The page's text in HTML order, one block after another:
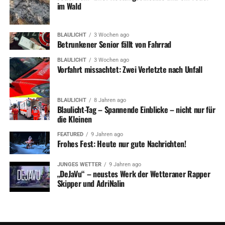
Ein großer Dank geht an die Nachbarschaft. Diese stellten
teilweise ihre Toiletten zur Verfügung oder versorgten
Ein weiterer Dank geht an das Technische Hilfswerk
Ortsverbände Wetter und Schwelm, die Johanniter
Herdecke, das DRK mit den Ortsverbänden Wetter,
Sprockhövel, Ennepetal, Schwelm und Herdecke und die
benachbarten Feuerwehren aus Gevelsberg, Witten,
Schwelm, Herdecke und der Kreisfeuerwehrzentrale für
die tatkräftige Unterstützung.
Bürgermeister Frank Hasenberg war ebenfalls vor Ort
und dankte den Einsatzkräften für die geleistete Arbeit
in der Nacht und der kompletten Woche. Es handelte sich
um den mittlerweile zehnten Einsatz in dieser Woche.
im Wald
BLAULICHT 3 Wochen ago
Betrunkener Senior fällt von Fahrrad
BLAULICHT 3 Wochen ago
Vorfahrt missachtet: Zwei Verletzte nach Unfall
BLAULICHT 8 Jahren ago
Blaulicht-Tag – Spannende Einblicke – nicht nur für
die Kleinen
FEATURED 9 Jahren ago
Frohes Fest: Heute nur gute Nachrichten!
JUNGES WETTER 9 Jahren ago
„DeJaVu“ – neustes Werk der Wetteraner Rapper
Skipper und AdriNalin